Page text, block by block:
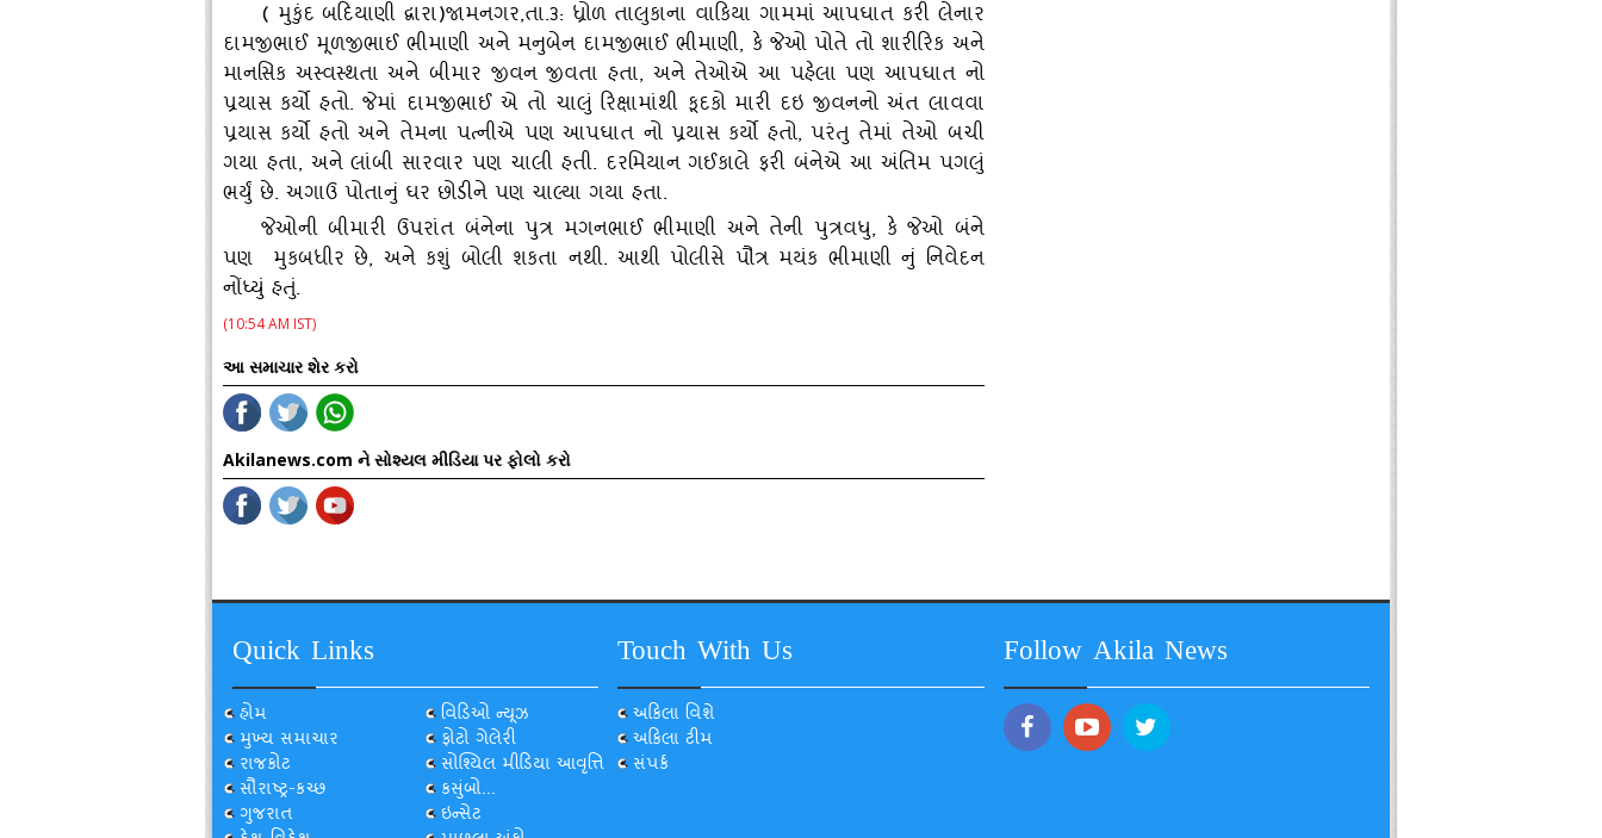
( મુકુંદ બદિયાણી દ્વારા)જામનગર,તા.૩: ધ્રોળ તાલુકાના વાકિયા ગામમાં આપઘાત કરી લેનાર
દામજીભાઈ મૂળજીભાઈ ભીમાણી અને મનુબેન દામજીભાઈ ભીમાણી, કે જેઓ પોતે તો શારીરિક અને
માનસિક અસ્‍વસ્‍થતા અને બીમાર જીવન જીવતા હતા, અને તેઓએ આ પહેલા પણ આપઘાત નો
પ્રયાસ કર્યો હતો. જેમાં દામજીભાઈ એ તો ચાલું રિક્ષામાંથી કૂદકો મારી દઇ જીવનનો અંત લાવવા
પ્રયાસ કર્યો હતો અને તેમના પત્‍નીએ પણ આપઘાત નો પ્રયાસ કર્યો હતો, પરંતુ તેમાં તેઓ બચી
ગયા હતા, અને લાંબી સારવાર પણ ચાલી હતી. દરમિયાન ગઈકાલે ફરી બંનેએ આ અંતિમ પગલું
ભર્યું છે. અગાઉ પોતાનું ઘર છોડીને પણ ચાલ્‍યા ગયા હતા.
જેઓની બીમારી ઉપરાંત બંનેના પુત્ર મગનભાઈ ભીમાણી અને તેની પુત્રવધુ, કે જેઓ બંને
પણ મુકબધીર છે, અને કશું બોલી શકતા નથી. આથી પોલીસે પૌત્ર મયંક ભીમાણી નું નિવેદન
નોંધ્‍યું હતું.
(10:54 AM IST)
આ સમાચાર શેર કરો
Akilanews.com ને સોશ્યલ મીડિયા પર ફોલો કરો
Quick Links
હોમ
મુખ્ય સમાચાર
રાજકોટ
સૌરાષ્ટ્ર-કચ્છ
ગુજરાત
વિડિઓ ન્યૂઝ
ફોટો ગેલેરી
સોશ્યિલ મીડિયા આવૃત્તિ
કસુંબો...
ઇન્સેટ
Touch With Us
અકિલા વિશે
અકિલા ટીમ
સંપર્ક
Follow Akila News